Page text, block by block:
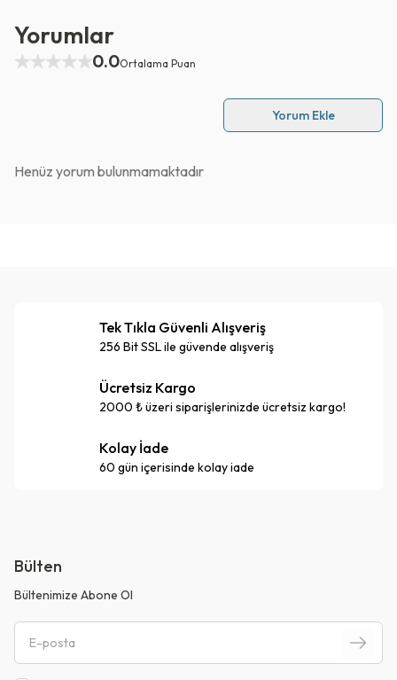
Yorumlar
0.0Ortalama Puan
Yorum Ekle
Henüz yorum bulunmamaktadır
Tek Tıkla Güvenli Alışveriş
256 Bit SSL ile güvende alışveriş
Ücretsiz Kargo
2000 ₺ üzeri siparişlerinizde ücretsiz kargo!
Kolay İade
60 gün içerisinde kolay iade
Bülten
Bültenimize Abone Ol